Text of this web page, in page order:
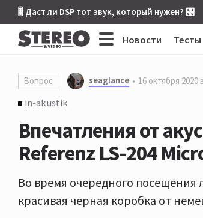
🎚 Даст ли DSP тот звук, который нужен? 🎛
Новости Тесты
Вопрос seaglance 16 октября 2020
in-akustik
Впечатления от
Referenz LS-204
Во время очередного посещения
красивая черная коробка от